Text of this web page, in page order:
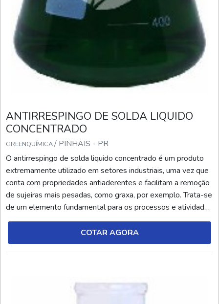
ANTIRRESPINGO DE SOLDA LIQUIDO
CONCENTRADO
GREENQUÍMICA/ PINHAIS - PR
O antirrespingo de solda liquido concentrado é um produto
extremamente utilizado em setores industriais, uma vez que
conta com propriedades antiaderentes e facilitam a remoção
de sujeiras mais pesadas, como graxa, por exemplo. Trata-se
de um elemento fundamental para os processos e atividades
relacionadas à soldagem. O antirrespingo de solda, por sua
vez, é um produto químico (líquido ou aerossol), desenvolvido
por meio de agentes anti...
COTAR AGORA